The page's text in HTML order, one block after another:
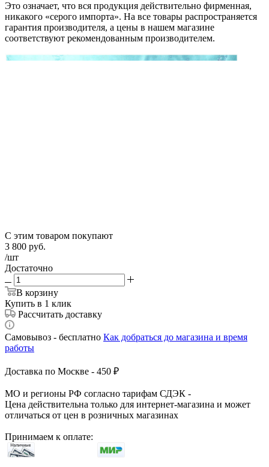
Это означает, что вся продукция действительно фирменная,
никакого «серого импорта». На все товары распространяется
гарантия производителя, а цены в нашем магазине
соответствуют рекомендованным производителем.
С этим товаром покупают
3 800 руб.
/шт
Достаточно
В корзину
Купить в 1 клик
Рассчитать доставку
Самовывоз - бесплатно Как добраться до магазина и время
работы
Доставка по Москве - 450 ₽
МО и регионы РФ согласно тарифам СДЭК -
Цена действительна только для интернет-магазина и может
отличаться от цен в розничных магазинах
Принимаем к оплате: